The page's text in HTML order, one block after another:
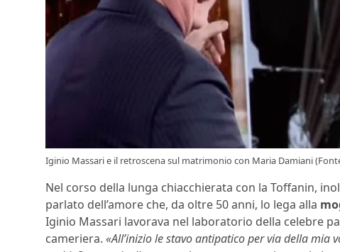
Iginio Massari e il retroscena sul matrimonio con Maria Damiani
Nel corso della lunga chiacchierata con la Toffanin,
parlato dell’amore che, da oltre 50 anni, lo lega alla
Iginio Massari lavorava nel laboratorio della celebre
cameriera. «All’inizio le stavo antipatico per via della